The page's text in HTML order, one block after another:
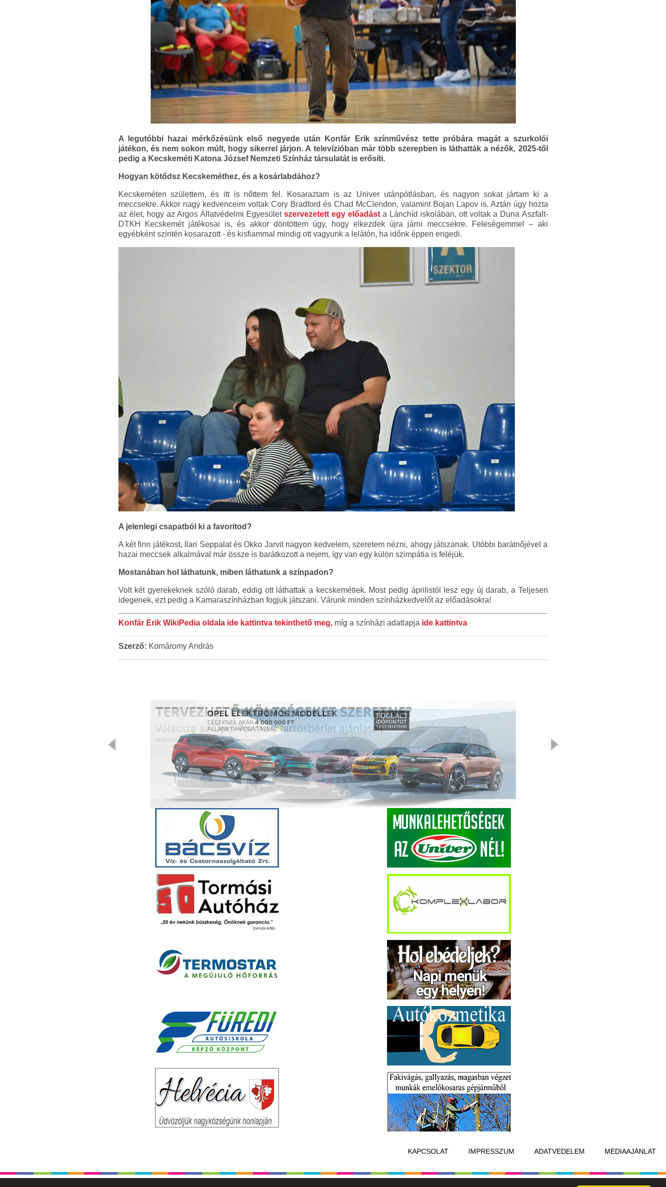
A legutóbbi hazai mérkőzésünk első negyede után Konfár Erik színművész tette próbára magát a szurkolói
játékon, és nem sokon múlt, hogy sikerrel járjon. A televízióban már több szerepben is láthatták a nézők, 2025-től
pedig a Kecskeméti Katona József Nemzeti Színház társulatát is erősíti.
Hogyan kötődsz Kecskeméthez, és a kosárlabdához?
Kecskeméten születtem, és itt is nőttem fel. Kosaraztam is az Univer utánpótlásban, és nagyon sokat jártam ki a
meccsekre. Akkor nagy kedvenceim voltak Cory Bradford és Chad McClendon, valamint Bojan Lapov is. Aztán úgy hozta
az élet, hogy az Argos Állatvédelmi Egyesület szervezetett egy előadásta Lánchíd iskolában, ott voltak a Duna Aszfalt-
DTKH Kecskemét játékosai is, és akkor döntöttem úgy, hogy elkezdek újra járni meccsekre. Feleségemmel – aki
egyébként szintén kosarazott - és kisfiammal mindig ott vagyunk a lelátón, ha időnk éppen engedi.
A jelenlegi csapatból ki a favoritod?
A két finn játékost, Ilari Seppalat és Okko Jarvit nagyon kedvelem, szeretem nézni, ahogy játszanak. Utóbbi barátnőjével a
hazai meccsek alkalmával már össze is barátkozott a nejem, így van egy külön szimpátia is feléjük.
Mostanában hol láthatunk, miben láthatunk a színpadon?
Volt két gyerekeknek szóló darab, eddig ott láthattak a kecskemétiek. Most pedig áprilistól lesz egy új darab, a Teljesen
idegenek, ezt pedig a Kamaraszínházban fogjuk játszani. Várunk minden színházkedvelőt az előadásokra!
Konfár Erik WikiPedia oldala ide kattintva tekinthető meg, míg a színházi adatlapja ide kattintva
Szerző: Komáromy András
KAPCSOLAT IMPRESSZUM ADATVÉDELEM MÉDIAAJÁNLAT